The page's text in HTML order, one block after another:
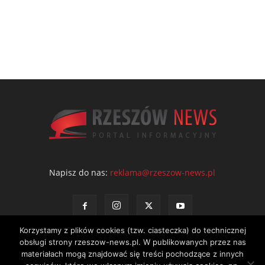
Napisz do nas: reklama@rzeszow-news.pl
Korzystamy z plików cookies (tzw. ciasteczka) do technicznej
obsługi strony rzeszow-news.pl. W publikowanych przez nas
materiałach mogą znajdować się treści pochodzące z innych